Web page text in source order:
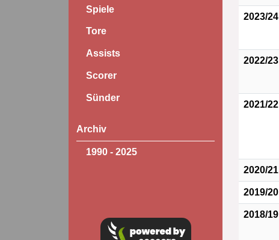
Spiele
Tore
Assists
Scorer
Sünder
Archiv
1990 - 2025
2023/24
2022/23
2021/22
2020/21
2019/20
2018/19